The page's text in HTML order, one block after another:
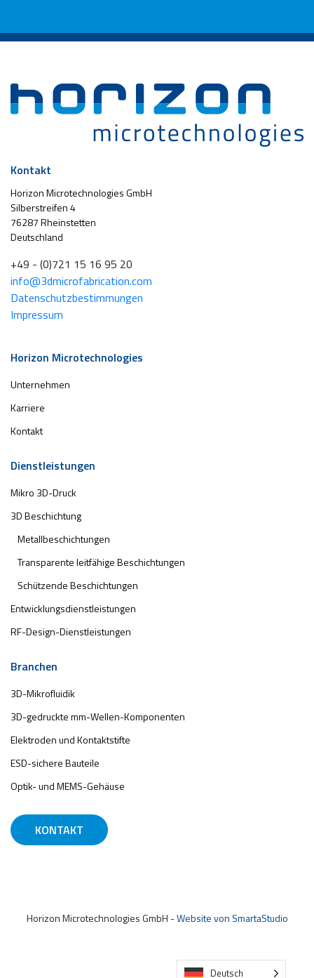
Kontakt
Horizon Microtechnologies GmbH
Silberstreifen 4
76287 Rheinstetten
Deutschland
+49 - (0)721 15 16 95 20
info@3dmicrofabrication.com
Datenschutzbestimmungen
Impressum
Horizon Microtechnologies
Unternehmen
Karriere
Kontakt
Dienstleistungen
Mikro 3D-Druck
3D Beschichtung
Metallbeschichtungen
Transparente leitfähige Beschichtungen
Schützende Beschichtungen
Entwicklungsdienstleistungen
RF-Design-Dienstleistungen
Branchen
3D-Mikrofluidik
3D-gedruckte mm-Wellen-Komponenten
Elektroden und Kontaktstifte
ESD-sichere Bauteile
Optik- und MEMS-Gehäuse
KONTAKT
Horizon Microtechnologies GmbH -Website von SmartaStudio
Deutsch